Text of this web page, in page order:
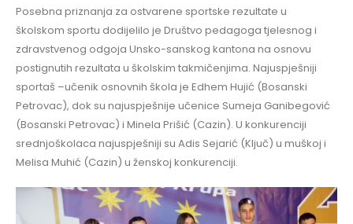
Posebna priznanja za ostvarene sportske rezultate u
školskom sportu dodijelilo je Društvo pedagoga tjelesnog i
zdravstvenog odgoja Unsko-sanskog kantona na osnovu
postignutih rezultata u školskim takmičenjima. Najuspješniji
sportaš –učenik osnovnih škola je Edhem Hujić (Bosanski
Petrovac), dok su najuspješnije učenice Sumeja Ganibegović
(Bosanski Petrovac) i Minela Prišić (Cazin). U konkurenciji
srednjoškolaca najuspješniji su Adis Sejarić (Ključ) u muškoj i
Melisa Muhić (Cazin) u ženskoj konkurenciji.